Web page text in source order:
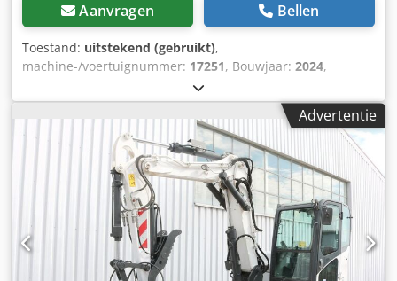
Aanvragen Bellen
Toestand: uitstekend (gebruikt),
machine-/voertuignummer: 17251, Bouwjaar: 2024,
, draagvermogen:
4.730 mm, vrije hefhoogte:1.470 mm, ladingzwaartepunt:
diesel, masttype: triplex,
2.190 mm, vorklengte:1.050 mm
voorbandmaat: 7.00-15 5.50, achterbandmaat:6.50-10
4.053 kg, 5215420 Serienummer: FDA2A-
5052-00236 Dcjdpfx Aszr Db Hsguok
Advertentie